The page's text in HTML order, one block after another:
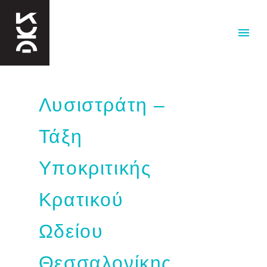
Λυσιστράτη –
Τάξη
Υποκριτικής
Κρατικού
Ωδείου